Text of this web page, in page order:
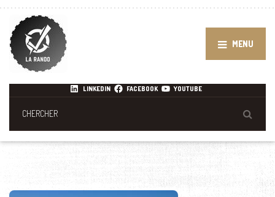
MENU
LINKEDIN FACEBOOK YOUTUBE